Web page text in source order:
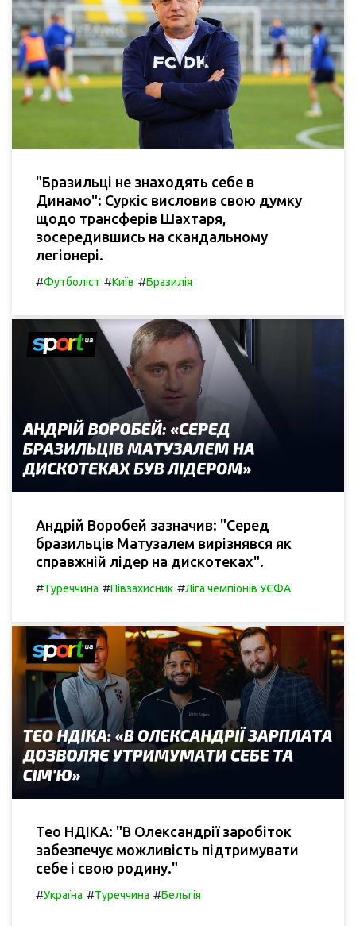
"Бразильці не знаходять себе в
Динамо": Суркіс висловив свою думку
щодо трансферів Шахтаря,
зосередившись на скандальному
легіонері.
#Футболіст #Київ #Бразилія
Андрій Воробей зазначив: "Серед
бразильців Матузалем вирізнявся як
справжній лідер на дискотеках".
#Туреччина #Півзахисник #Ліга чемпіонів УЄФА
Тео НДІКА: "В Олександрії заробіток
забезпечує можливість підтримувати
себе і свою родину."
#Україна #Туреччина #Бельгія